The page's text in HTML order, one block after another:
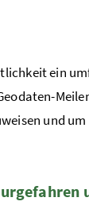
ein
und